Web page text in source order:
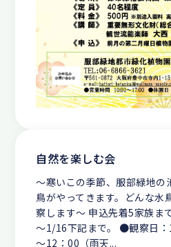
自然を楽しむ会
～寒いこの季節、服部緑地の
鳥がやってきます。どんな水
察します～ 申込先着5家族ま
～1/16下記まで。 ●観察日
～12：00（雨天...